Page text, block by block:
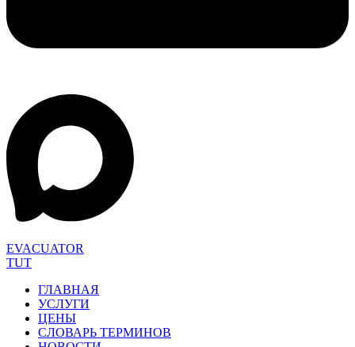
EVACUATOR
TUT
ГЛАВНАЯ
УСЛУГИ
ЦЕНЫ
СЛОВАРЬ ТЕРМИНОВ